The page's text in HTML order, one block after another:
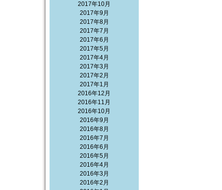
2017年10月
2017年9月
2017年8月
2017年7月
2017年6月
2017年5月
2017年4月
2017年3月
2017年2月
2017年1月
2016年12月
2016年11月
2016年10月
2016年9月
2016年8月
2016年7月
2016年6月
2016年5月
2016年4月
2016年3月
2016年2月